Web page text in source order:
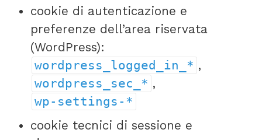
cookie di autenticazione e
preferenze dell’area riservata
(WordPress):
wordpress_logged_in_* ,
wordpress_sec_* ,
wp-settings-*
cookie tecnici di sessione e